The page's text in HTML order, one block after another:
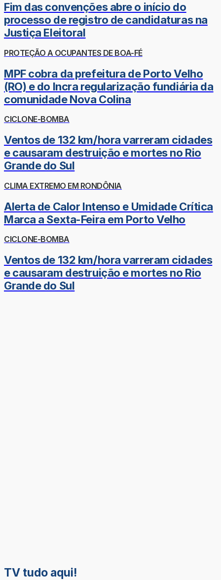
Fim das convenções abre o início do
processo de registro de candidaturas na
Justiça Eleitoral
PROTEÇÃO A OCUPANTES DE BOA-FÉ
MPF cobra da prefeitura de Porto Velho
(RO) e do Incra regularização fundiária da
comunidade Nova Colina
CICLONE-BOMBA
Ventos de 132 km/hora varreram cidades
e causaram destruição e mortes no Rio
Grande do Sul
CLIMA EXTREMO EM RONDÔNIA
Alerta de Calor Intenso e Umidade Crítica
Marca a Sexta-Feira em Porto Velho
CICLONE-BOMBA
Ventos de 132 km/hora varreram cidades
e causaram destruição e mortes no Rio
Grande do Sul
TV tudo aqui!